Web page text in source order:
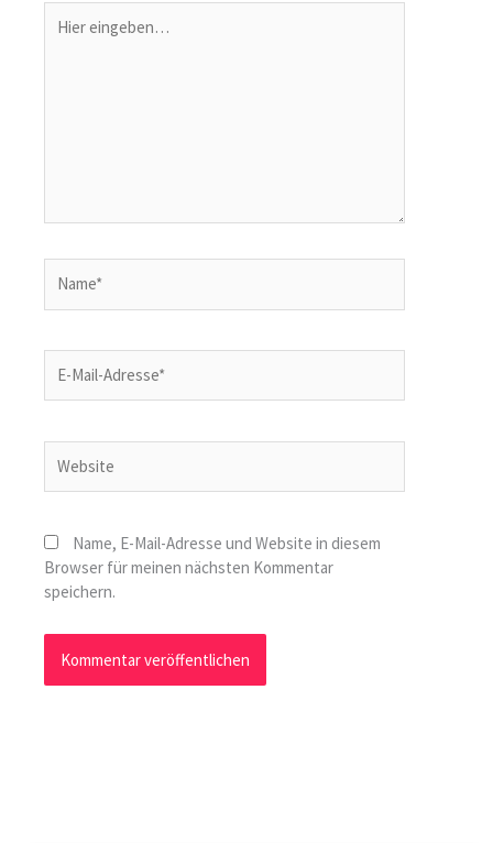
eingeben…
Mail-
Name, E-Mail-Adresse und Website in diesem
Browser für meinen nächsten Kommentar
speichern.